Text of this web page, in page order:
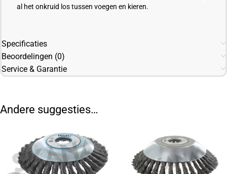
al het onkruid los tussen voegen en kieren.
Specificaties
Beoordelingen (0)
Service & Garantie
Andere suggesties…